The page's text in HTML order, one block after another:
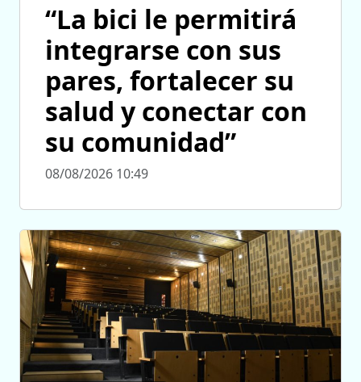
“La bici le permitirá
integrarse con sus
pares, fortalecer su
salud y conectar con
su comunidad”
08/08/2026 10:49